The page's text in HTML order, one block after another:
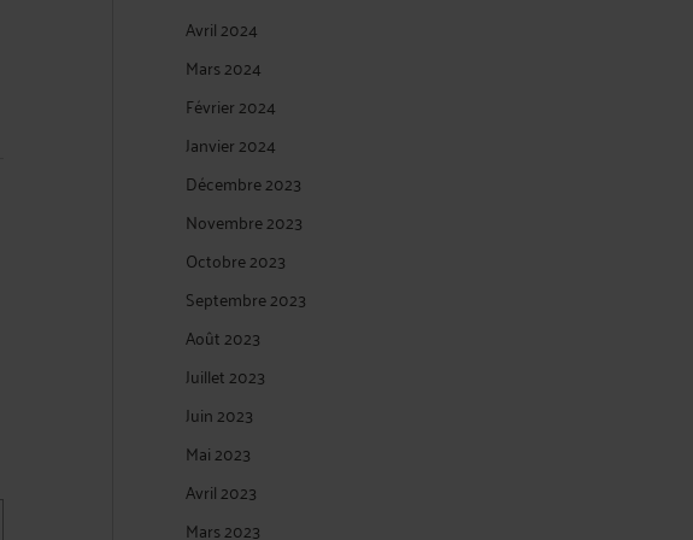
Avril 2024
Mars 2024
Février 2024
Janvier 2024
Décembre 2023
Novembre 2023
Octobre 2023
Septembre 2023
Août 2023
Juillet 2023
Juin 2023
Mai 2023
Avril 2023
Mars 2023